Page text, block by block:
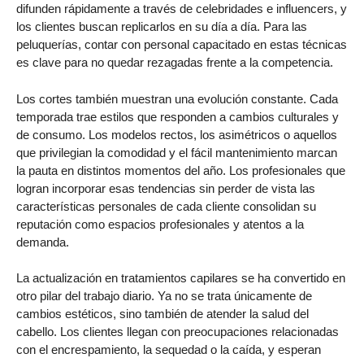
difunden rápidamente a través de celebridades e influencers, y
los clientes buscan replicarlos en su día a día. Para las
peluquerías, contar con personal capacitado en estas técnicas
es clave para no quedar rezagadas frente a la competencia.
Los cortes también muestran una evolución constante. Cada
temporada trae estilos que responden a cambios culturales y
de consumo. Los modelos rectos, los asimétricos o aquellos
que privilegian la comodidad y el fácil mantenimiento marcan
la pauta en distintos momentos del año. Los profesionales que
logran incorporar esas tendencias sin perder de vista las
características personales de cada cliente consolidan su
reputación como espacios profesionales y atentos a la
demanda.
La actualización en tratamientos capilares se ha convertido en
otro pilar del trabajo diario. Ya no se trata únicamente de
cambios estéticos, sino también de atender la salud del
cabello. Los clientes llegan con preocupaciones relacionadas
con el encrespamiento, la sequedad o la caída, y esperan